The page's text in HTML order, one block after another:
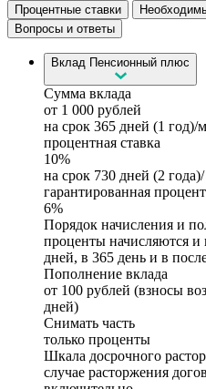
Процентные ставки
Вопросы и ответы
Вклад Пенсионный плюс
Сумма вклада
от 1 000 рублей
на срок 365 дней (1 год)/
процентная ставка
10%
на срок 730 дней (2
гарантированная
6%
Порядок начисления и
проценты начисляются
дней, в 365 день и в
Пополнение вклада
от 100 рублей (взносы
дней)
Снимать часть
только проценты
Шкала досрочного
случае расторжения